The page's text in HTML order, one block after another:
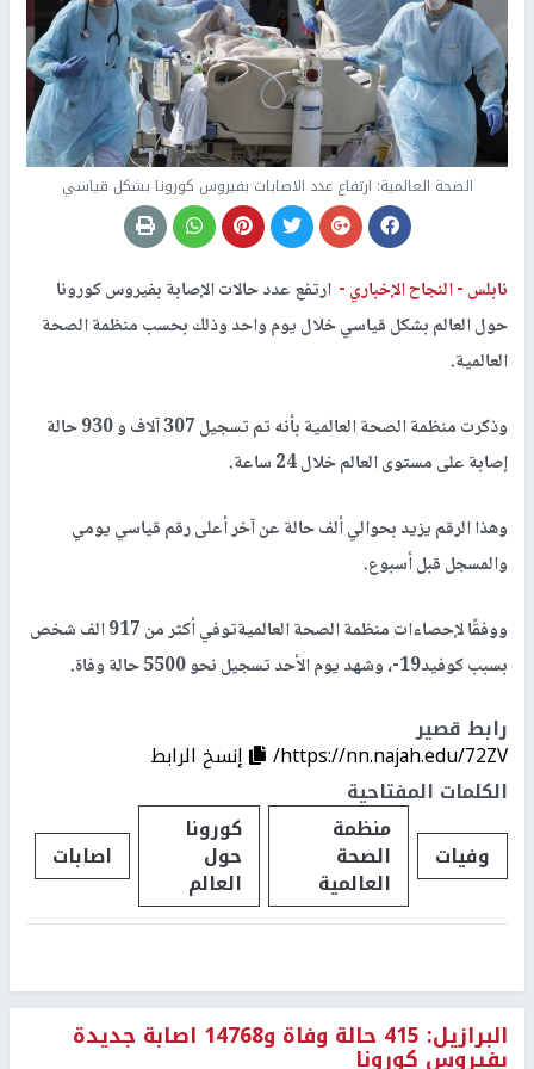
الصحة العالمية: ارتفاع عدد الاصابات بفيروس كورونا بشكل قياسي
نابلس -النجاح الإخباري - ارتفع عدد حالات الإصابة بفيروس كورونا
حول العالم بشكل قياسي خلال يوم واحد وذلك بحسب منظمة الصحة
العالمية.
وذكرت منظمة الصحة العالمية بأنه تم تسجيل 307 آلاف و 930 حالة
إصابة على مستوى العالم خلال 24 ساعة.
وهذا الرقم يزيد بحوالي ألف حالة عن آخر أعلى رقم قياسي يومي
والمسجل قبل أسبوع.
ووفقًا لإحصاءات منظمة الصحة العالميةتوفي أكثر من 917 الف شخص
بسبب كوفيد19-، وشهد يوم الأحد تسجيل نحو 5500 حالة وفاة.
رابط قصير
https://nn.najah.edu/72ZV/
إنسخ الرابط
الكلمات المفتاحية
وفيات
منظمة
الصحة
العالمية
كورونا
حول
العالم
اصابات
البرازيل: 415 حالة وفاة و14768 اصابة جديدة
بفيروس كورونا